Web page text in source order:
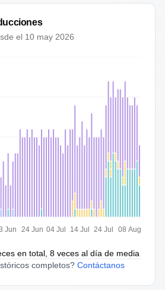
el 10 may 2026
Jun 24 Jun 04 Jul 14 Jul 24 Jul 08 Aug
en total, 8 veces al día de media
completos? Contáctanos